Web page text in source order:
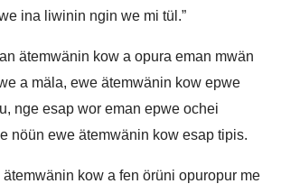
ina liwinin ngin we mi tül.”
ätemwänin kow a opura eman mwän
a mäla, ewe ätemwänin kow epwe
nge esap wor eman epwe ochei
nöün ewe ätemwänin kow esap tipis.
ätemwänin kow a fen örüni opuropur me